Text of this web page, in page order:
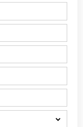
de elevación,
de parques